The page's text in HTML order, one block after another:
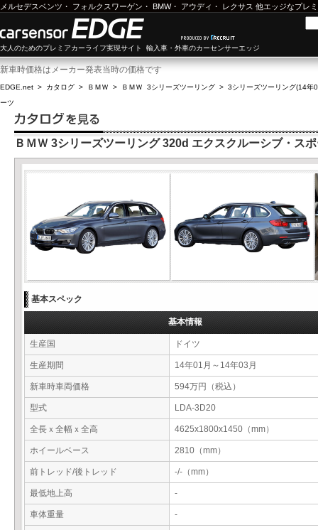
メルセデスベンツ ・ フォルクスワーゲン ・ BMW・ アウディ ・ レクサス 他エッジなプレ
大人のためのプレミアカーライフ実現サイト 輸入車・外車のカーセンサーエッジ
新車時価格はメーカー発表当時の価格です
EDGE.net > カタログ > ＢＭＷ > ＢＭＷ 3シリーズツーリング > 3シリーズツーリング(14年
ーツ
ＢＭＷ 3シリーズツーリング 320d エクスクルーシブ・ス
基本スペック
基本情報
生産国 ドイツ
生産期間 14年01月～14年03月
新車時車両価格 594万円（税込）
型式 LDA-3D20
全長ｘ全幅ｘ全高 4625x1800x1450（mm）
ホイールベース 2810（mm）
前トレッド/後トレッド -/-（mm）
最低地上高 -
車体重量 -